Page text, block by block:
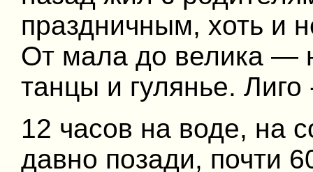
праздничным, хоть и
От мала до велика —
танцы и гулянье.
12 часов на воде, на
давно позади, почти